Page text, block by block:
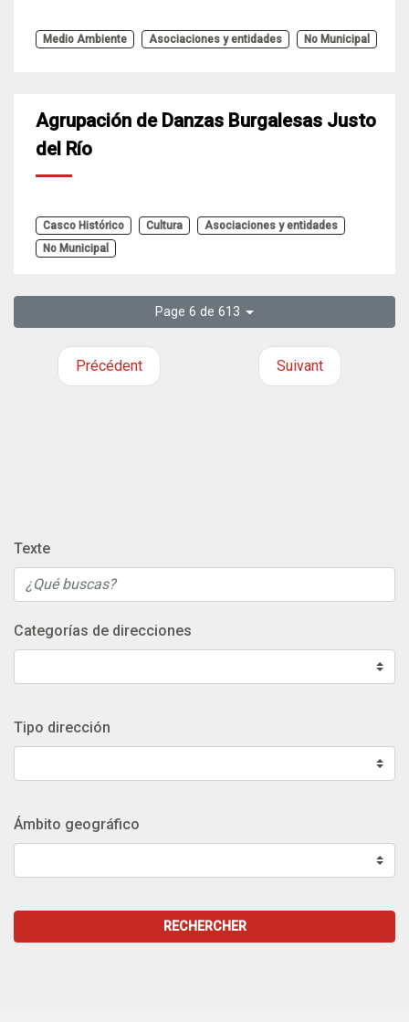
Medio Ambiente Asociaciones y entidades No Municipal
Agrupación de Danzas Burgalesas Justo
del Río
Casco Histórico Cultura
Asociaciones y entidades
No Municipal
Page 6 de 613
Précédent Suivant
Texte
Categorías de direcciones
Tipo dirección
Ámbito geográfico
RECHERCHER